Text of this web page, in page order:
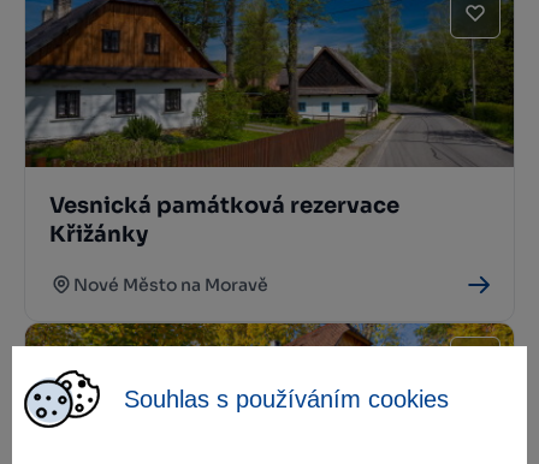
Souhlas s používáním cookies
Vesnická památková rezervace
Křižánky
Nové Město na Moravě